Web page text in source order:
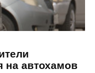
на автохамов